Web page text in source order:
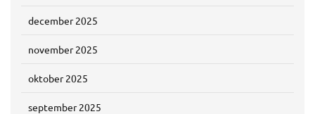
december 2025
november 2025
oktober 2025
september 2025